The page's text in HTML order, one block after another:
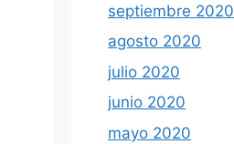
septiembre 2020
agosto 2020
julio 2020
junio 2020
mayo 2020